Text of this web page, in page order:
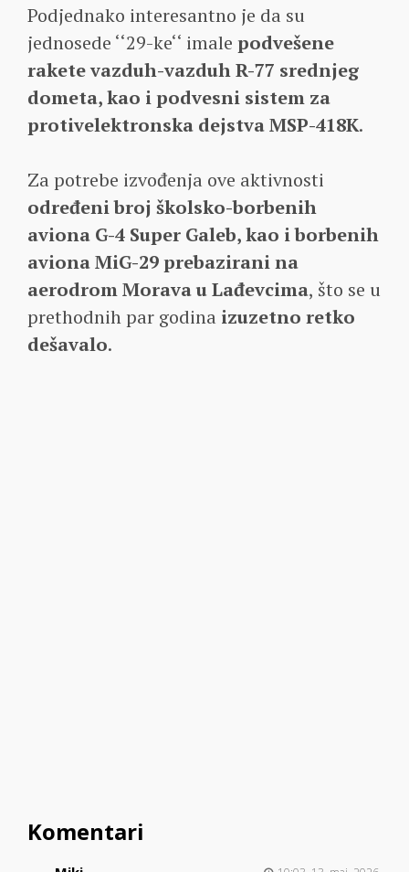
Podjednako interesantno je da su
jednosede ‘‘29-ke‘‘ imale podvešene
rakete vazduh-vazduh R-77 srednjeg
dometa, kao i podvesni sistem za
protivelektronska dejstva MSP-418K.
Za potrebe izvođenja ove aktivnosti
određeni broj školsko-borbenih
aviona G-4 Super Galeb, kao i borbenih
aviona MiG-29 prebazirani na
aerodrom Morava u Lađevcima, što se u
prethodnih par godina izuzetno retko
dešavalo.
Komentari